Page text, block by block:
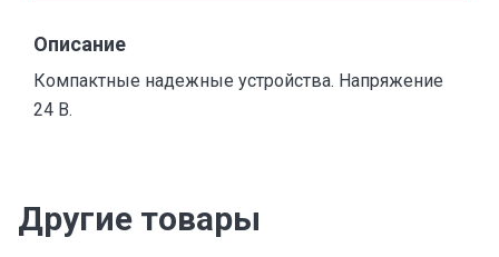
Описание
Компактные надежные устройства. Напряжение
24 В.
Другие товары